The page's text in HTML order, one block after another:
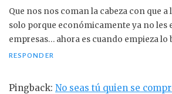
Que nos nos coman la cabeza con que a
solo porque económicamente ya no les
empresas… ahora es cuando empieza lo
RESPONDER
Pingback: No seas tú quien se